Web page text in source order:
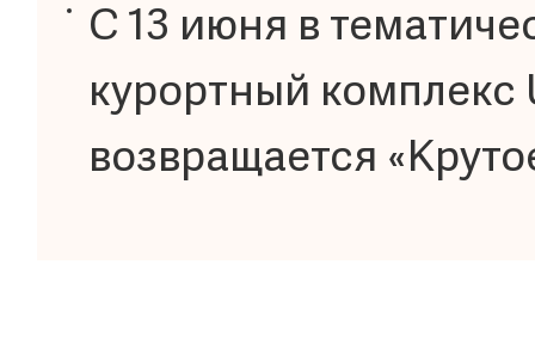
С 13 июня в
курортный
возвращается